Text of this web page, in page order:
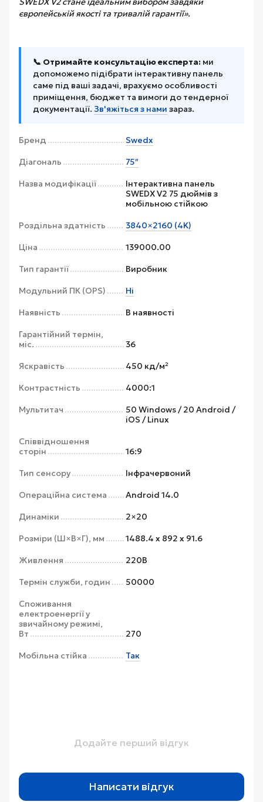
європейській якості та тривалій гарантії».
📞 Отримайте консультацію експерта: ми
допоможемо підібрати інтерактивну панель
саме під ваші задачі, врахуємо особливості
приміщення, бюджет та вимоги до тендерної
документації. Зв'яжіться з нами зараз.
Бренд Swedx
Діагональ 75″
Назва модифікації
Інтерактивна панель
SWEDX V2 75 дюймів з
мобільною стійкою
Роздільна здатність 3840×2160 (4K)
Ціна 139000.00
Тип гарантії Виробник
Модульний ПК (OPS) Ні
Наявність В наявності
Гарантійний термін,
міс.
36
Яскравість 450 кд/м²
Контрастність 4000:1
Мультитач
50 Windows / 20 Android /
iOS / Linux
Співвідношення
сторін
16:9
Тип сенсору Інфрачервоний
Операційна система Android 14.0
Динаміки 2×20
Розміри (Ш×В×Г), мм 1488.4 x 892 x 91.6
Живлення 220В
Термін служби, годин 50000
Споживання
електроенергії у
звичайному режимі,
Вт
270
Мобільна стійка Так
Додайте перший відгук
Написати відгук